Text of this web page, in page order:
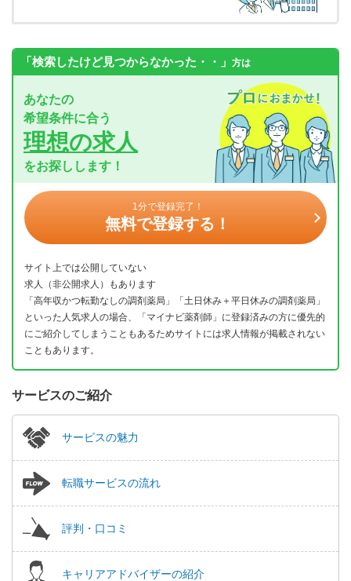
「検索したけど見つからなかった・・」 方は
あなたの
希望条件に合う
理想の求人
をお探しします！
1分で登録完了！
無料で登録する！
サイト上では公開していない
求人（非公開求人）もあります
「高年収かつ転勤なしの調剤薬局」「土日休み＋平日休みの調剤薬局」
といった人気求人の場合、「マイナビ薬剤師」に登録済みの方に優先的
にご紹介してしまうこともあるためサイトには求人情報が掲載されない
こともあります。
サービスのご紹介
サービスの魅力
転職サービスの流れ
評判・口コミ
キャリアアドバイザーの紹介